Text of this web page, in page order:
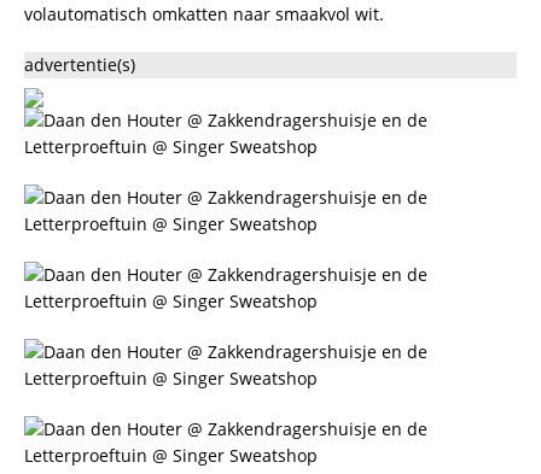
volautomatisch omkatten naar smaakvol wit.
advertentie(s)